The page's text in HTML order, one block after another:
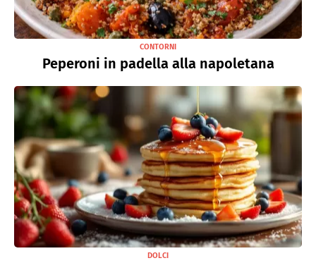
CONTORNI
Peperoni in padella alla napoletana
DOLCI